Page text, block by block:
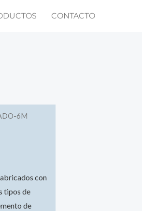
CONTACTO
6M
con
tipos de
de